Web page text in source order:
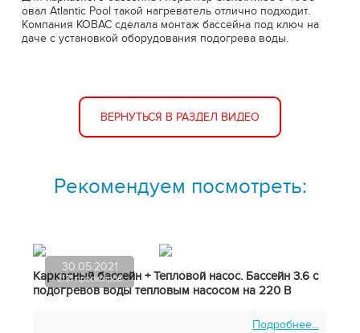
овал Atlantic Pool такой нагреватель отлично подходит.
Компания КОВАС сделала монтаж бассейна под ключ на
даче с установкой оборудования подогрева воды.
ВЕРНУТЬСЯ В РАЗДЕЛ ВИДЕО
Рекомендуем посмотреть:
30.05.2021
2131 просмотров
Каркасный бассейн + Тепловой насос. Бассейн 3.6 с
подогревов воды тепловым насосом на 220 В
Подробнее...